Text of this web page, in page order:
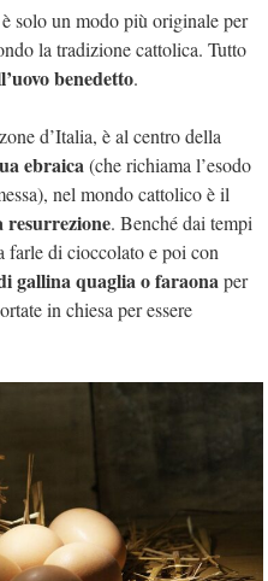
solo un modo più originale per
la tradizione cattolica. Tutto
benedetto.
d’Italia, è al centro della
ebraica(che richiama l’esodo
nel mondo cattolico è il
resurrezione. Benché dai tempi
di cioccolato e poi con
gallina quaglia o faraonaper
in chiesa per essere